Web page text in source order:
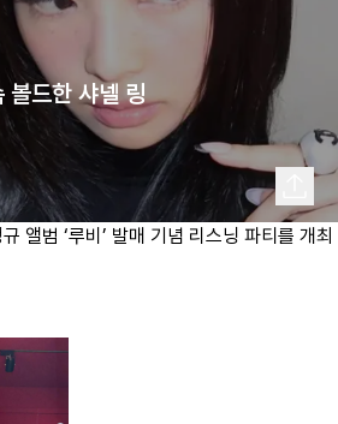
볼드한 샤넬 링
앨범 ‘루비’ 발매 기념 리스닝 파티를 개최